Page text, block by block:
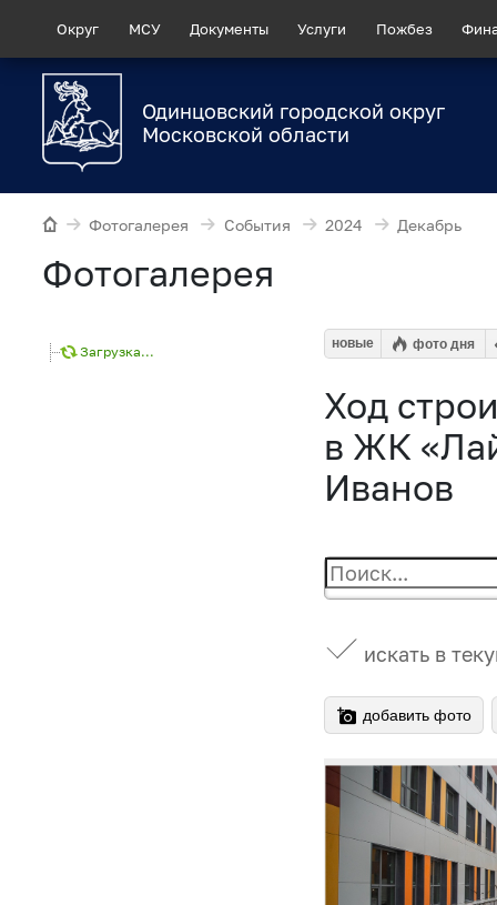
Округ МСУ Документы Услуги Пожбез
Одинцовский городской округ
Московской области
Фотогалерея События 2024 Декабрь
Фотогалерея
Загрузка...
новые фото дня
Ход
в ЖК
Иванов
искать в
добавить фото